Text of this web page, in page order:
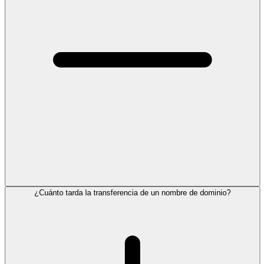
¿Cuánto tarda la transferencia de un nombre de dominio?